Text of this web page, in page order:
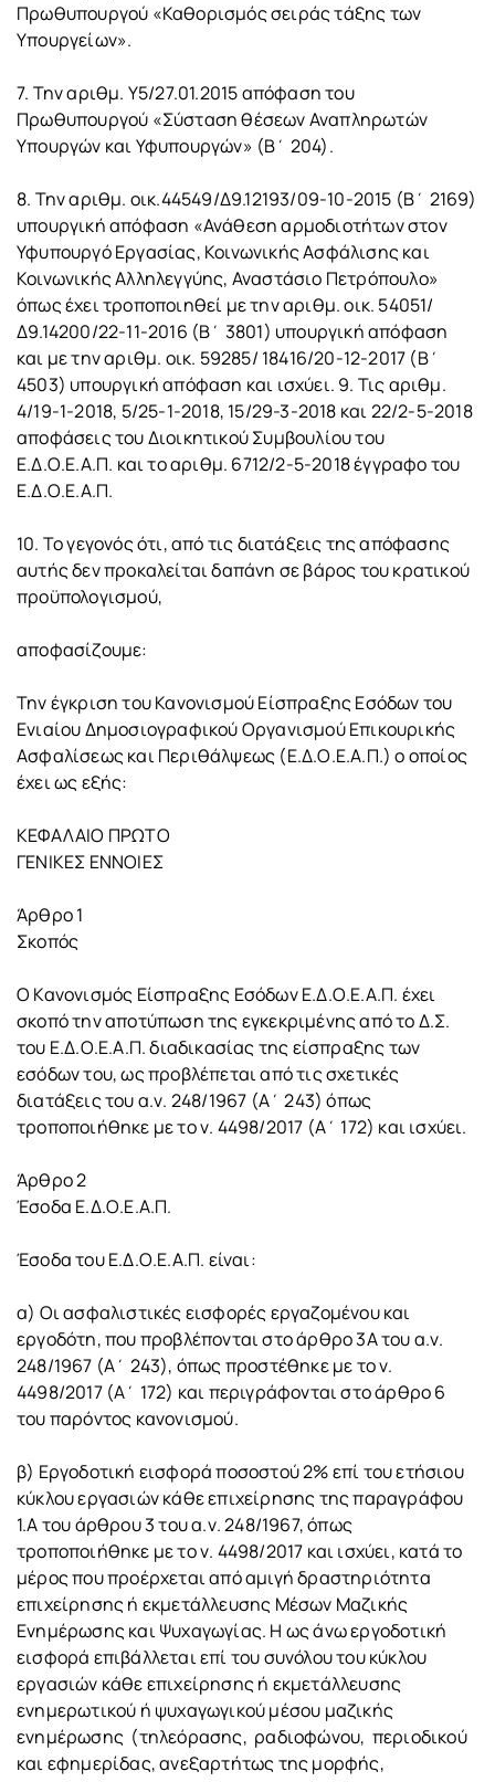
Πρωθυπουργού «Καθορισμός σειράς τάξης των
Υπουργείων».
7. Την αριθμ. Υ5/27.01.2015 απόφαση του
Πρωθυπουργού «Σύσταση θέσεων Αναπληρωτών
Υπουργών και Υφυπουργών» (Β΄ 204).
8. Την αριθμ. οικ.44549/Δ9.12193/09-10-2015 (Β΄ 2169)
υπουργική απόφαση «Ανάθεση αρμοδιοτήτων στον
Υφυπουργό Εργασίας, Κοινωνικής Ασφάλισης και
Κοινωνικής Αλληλεγγύης, Αναστάσιο Πετρόπουλο»
όπως έχει τροποποιηθεί με την αριθμ. οικ. 54051/
Δ9.14200/22-11-2016 (Β΄ 3801) υπουργική απόφαση
και με την αριθμ. οικ. 59285/ 18416/20-12-2017 (Β΄
4503) υπουργική απόφαση και ισχύει. 9. Τις αριθμ.
4/19-1-2018, 5/25-1-2018, 15/29-3-2018 και 22/2-5-2018
αποφάσεις του Διοικητικού Συμβουλίου του
Ε.Δ.Ο.Ε.Α.Π. και το αριθμ. 6712/2-5-2018 έγγραφο του
Ε.Δ.Ο.Ε.Α.Π.
10. Το γεγονός ότι, από τις διατάξεις της απόφασης
αυτής δεν προκαλείται δαπάνη σε βάρος του κρατικού
προϋπολογισμού,
αποφασίζουμε:
Την έγκριση του Κανονισμού Είσπραξης Εσόδων του
Ενιαίου Δημοσιογραφικού Οργανισμού Επικουρικής
Ασφαλίσεως και Περιθάλψεως (Ε.Δ.Ο.Ε.Α.Π.) ο οποίος
έχει ως εξής:
ΚΕΦΑΛΑΙΟ ΠΡΩΤΟ
ΓΕΝΙΚΕΣ ΕΝΝΟΙΕΣ
Άρθρο 1
Σκοπός
Ο Κανονισμός Είσπραξης Εσόδων Ε.Δ.Ο.Ε.Α.Π. έχει
σκοπό την αποτύπωση της εγκεκριμένης από το Δ.Σ.
του Ε.Δ.Ο.Ε.Α.Π. διαδικασίας της είσπραξης των
εσόδων του, ως προβλέπεται από τις σχετικές
διατάξεις του α.ν. 248/1967 (Α΄ 243) όπως
τροποποιήθηκε με το ν. 4498/2017 (Α΄ 172) και ισχύει.
Άρθρο 2
Έσοδα Ε.Δ.Ο.Ε.Α.Π.
Έσοδα του Ε.Δ.Ο.Ε.Α.Π. είναι:
α) Οι ασφαλιστικές εισφορές εργαζομένου και
εργοδότη, που προβλέπονται στο άρθρο 3Α του α.ν.
248/1967 (Α΄ 243), όπως προστέθηκε με το ν.
4498/2017 (Α΄ 172) και περιγράφονται στο άρθρο 6
του παρόντος κανονισμού.
β) Εργοδοτική εισφορά ποσοστού 2% επί του ετήσιου
κύκλου εργασιών κάθε επιχείρησης της παραγράφου
1.Α του άρθρου 3 του α.ν. 248/1967, όπως
τροποποιήθηκε με το ν. 4498/2017 και ισχύει, κατά το
μέρος που προέρχεται από αμιγή δραστηριότητα
επιχείρησης ή εκμετάλλευσης Μέσων Μαζικής
Ενημέρωσης και Ψυχαγωγίας. Η ως άνω εργοδοτική
εισφορά επιβάλλεται επί του συνόλου του κύκλου
εργασιών κάθε επιχείρησης ή εκμετάλλευσης
ενημερωτικού ή ψυχαγωγικού μέσου μαζικής
ενημέρωσης (τηλεόρασης, ραδιοφώνου, περιοδικού
και εφημερίδας, ανεξαρτήτως της μορφής,